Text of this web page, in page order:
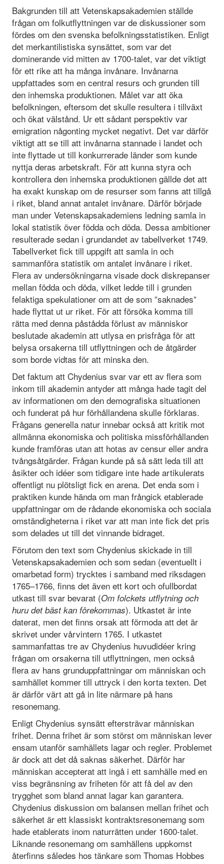
Bakgrunden till att Vetenskapsakademien ställde
frågan om folkutflyttningen var de diskussioner som
fördes om den svenska befolkningsstatistiken. Enligt
det merkantilistiska synsättet, som var det
dominerande vid mitten av 1700-talet, var det viktigt
för ett rike att ha många invånare. Invånarna
uppfattades som en central resurs och grunden till
den inhemska produktionen. Målet var att öka
befolkningen, eftersom det skulle resultera i tillväxt
och ökat välstånd. Ur ett sådant perspektiv var
emigration någonting mycket negativt. Det var därför
viktigt att se till att invånarna stannade i landet och
inte flyttade ut till konkurrerade länder som kunde
nyttja deras arbetskraft. För att kunna styra och
kontrollera den inhemska produktionen gällde det att
ha exakt kunskap om de resurser som fanns att tillgå
i riket, bland annat antalet invånare. Därför började
man under Vetenskapsakademiens ledning samla in
lokal statistik över födda och döda. Dessa ambitioner
resulterade sedan i grundandet av tabellverket 1749.
Tabellverket fick till uppgift att samla in och
sammanföra statistik om antalet invånare i riket.
Flera av undersökningarna visade dock diskrepanser
mellan födda och döda, vilket ledde till i grunden
felaktiga spekulationer om att de som ”saknades”
hade flyttat ut ur riket. För att försöka komma till
rätta med denna påstådda förlust av människor
beslutade akademin att utlysa en prisfråga för att
belysa orsakerna till utflyttningen och de åtgärder
som borde vidtas för att minska den.
Det faktum att Chydenius svar var ett av flera som
inkom till akademin antyder att många hade tagit del
av informationen om den demografiska situationen
och funderat på hur förhållandena skulle förklaras.
Frågans generella natur innebar också att kritik mot
allmänna ekonomiska och politiska missförhållanden
kunde framföras utan att hotas av censur eller andra
tvångsåtgärder. Frågan kunde på så sätt leda till att
åsikter och idéer som tidigare inte hade artikulerats
offentligt nu plötsligt fick en arena. Det enda som i
praktiken kunde hända om man frångick etablerade
uppfattningar om de rådande ekonomiska och sociala
omständigheterna i riket var att man inte fick det pris
som delades ut till det vinnande bidraget.
Förutom den text som Chydenius skickade in till
Vetenskapsakademien och som sedan (eventuellt i
omarbetad form) trycktes i samband med riksdagen
1765–1766, finns det även ett kort och ofullbordat
utkast till svar bevarat (Om folckets utflytning och
huru det bäst kan förekommas). Utkastet är inte
daterat, men det finns orsak att förmoda att det är
skrivet under vårvintern 1765. I utkastet
sammanfattas tre av Chydenius huvudidéer kring
frågan om orsakerna till utflyttningen, men också
flera av hans grunduppfattningar om männi­skan och
samhället kommer till uttryck i den korta texten. Det
är därför värt att gå in lite närmare på hans
resonemang.
Enligt Chydenius synsätt eftersträvar människan
frihet. Denna frihet är som störst om människan lever
ensam utanför samhällets lagar och regler. Problemet
är dock att det då saknas säkerhet. Därför har
människan accepterat att ingå i ett samhälle med en
viss begränsning av friheten för att få del av den
trygghet som bland annat lagar kan garantera.
Chydenius diskussion om balansen mellan frihet och
säkerhet är ett klassiskt kontraktsresonemang som
hade etablerats inom naturrätten under 1600-talet.
Liknande resonemang om samhällens uppkomst
återfinns således hos tänkare som Thomas Hobbes